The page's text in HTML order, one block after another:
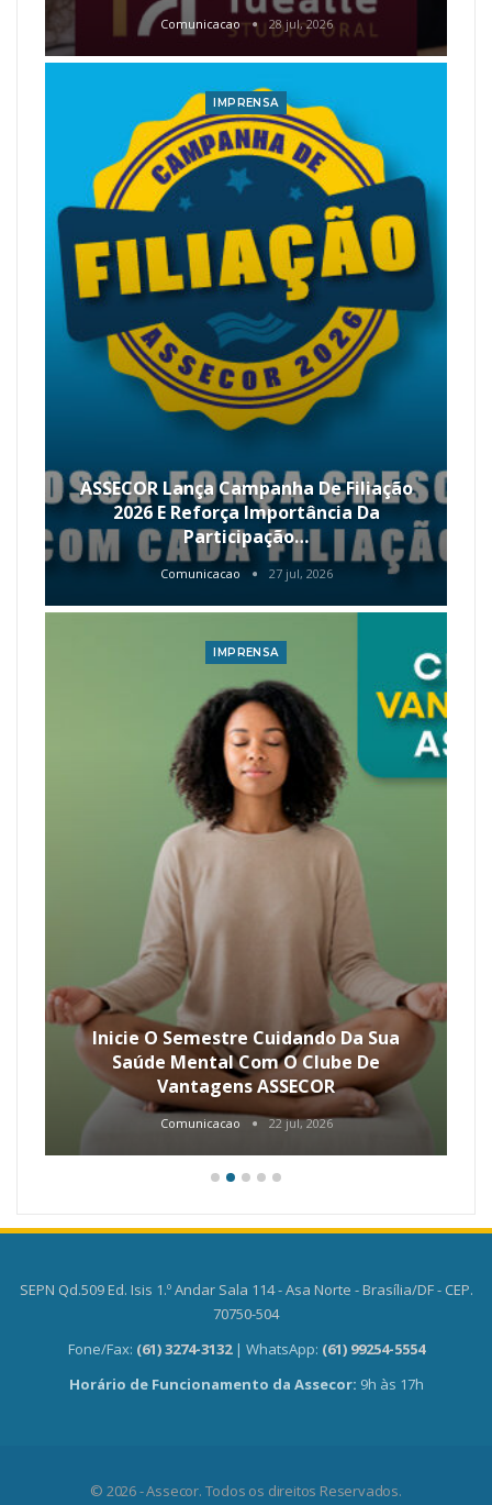
Comunicacao 28 jul, 2026
IMPRENSA
ASSECOR Lança Campanha De Filiação
2026 E Reforça Importância Da
Participação…
Comunicacao 27 jul, 2026
IMPRENSA
Inicie O Semestre Cuidando Da Sua
Saúde Mental Com O Clube De
Vantagens ASSECOR
Comunicacao 22 jul, 2026
SEPN Qd.509 Ed. Isis 1.º Andar Sala 114 - Asa Norte - Brasília/DF - CEP.
70750-504
Fone/Fax: (61) 3274-3132 | WhatsApp: (61) 99254-5554
Horário de Funcionamento da Assecor: 9h às 17h
© 2026 - Assecor. Todos os direitos Reservados.